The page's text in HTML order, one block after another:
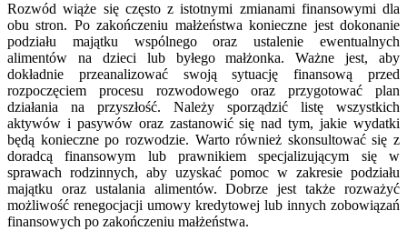
Rozwód wiąże się często z istotnymi zmianami finansowymi dla
obu stron. Po zakończeniu małżeństwa konieczne jest dokonanie
podziału majątku wspólnego oraz ustalenie ewentualnych
alimentów na dzieci lub byłego małżonka. Ważne jest, aby
dokładnie przeanalizować swoją sytuację finansową przed
rozpoczęciem procesu rozwodowego oraz przygotować plan
działania na przyszłość. Należy sporządzić listę wszystkich
aktywów i pasywów oraz zastanowić się nad tym, jakie wydatki
będą konieczne po rozwodzie. Warto również skonsultować się z
doradcą finansowym lub prawnikiem specjalizującym się w
sprawach rodzinnych, aby uzyskać pomoc w zakresie podziału
majątku oraz ustalania alimentów. Dobrze jest także rozważyć
możliwość renegocjacji umowy kredytowej lub innych zobowiązań
finansowych po zakończeniu małżeństwa.